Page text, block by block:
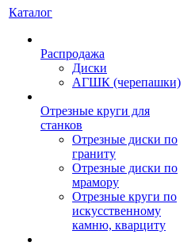
Каталог
Распродажа
Диски
АГШК (черепашки)
Отрезные круги для
станков
Отрезные диски по
граниту
Отрезные диски по
мрамору
Отрезные круги по
искусственному
камню, кварциту